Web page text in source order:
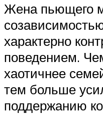
Жена пьющего
характерно
поведением.
хаотичнее
тем больше
поддержанию